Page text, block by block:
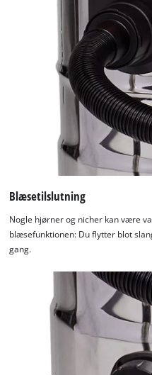
Blæsetilslutning
Nogle hjørner og nicher kan være
blæsefunktionen: Du flytter blot
gang.